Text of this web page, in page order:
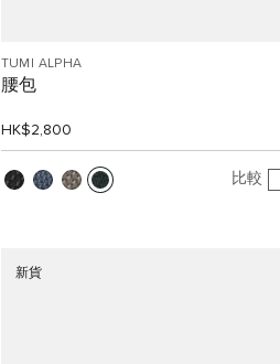
TUMI ALPHA
腰包
HK$2,800
比較
新貨